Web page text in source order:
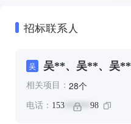
招标联系人
吴 吴**、吴**、吴**
相关项目： 28个
电话： 153 ****** 98